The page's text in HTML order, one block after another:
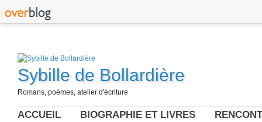
Sybille de Bollardière
Romans, poèmes, atelier d'écriture
ACCUEIL BIOGRAPHIE ET LIVRES